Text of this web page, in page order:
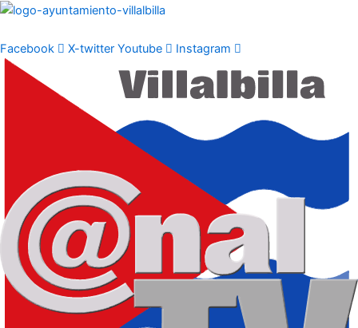
Ir
contenido
Facebook X-twitter Youtube Instagram